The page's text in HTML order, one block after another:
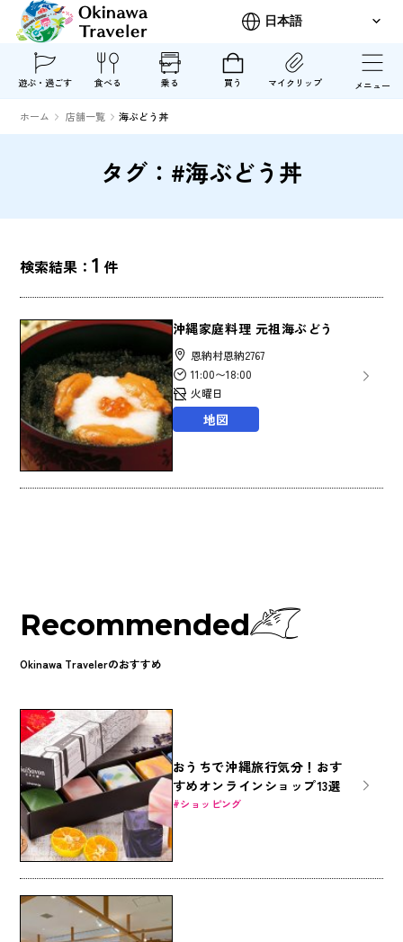
遊ぶ・過ごす 食べる 乗る 買う マイクリップ メニュー
ホーム 店舗一覧 海ぶどう丼
タグ：#海ぶどう丼
検索結果：1 件
沖縄家庭料理 元祖海ぶどう
恩納村恩納2767
11:00〜18:00
火曜日
地図
Recommended
Okinawa Travelerのおすすめ
おうちで沖縄旅行気分！おす
すめオンラインショップ13選
ショッピング